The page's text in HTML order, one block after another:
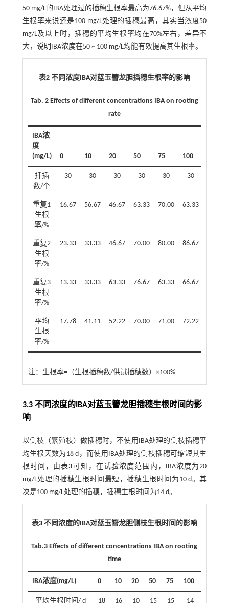
50 mg/L的IBA处理过的插穗生根率最高为76.67%，但从平均
生根率来说还是100 mg/L处理的插穗最高，其实当浓度50
mg/L及以上时，插穗的平均生根率均在70%左右，差异不
大，说明IBA浓度在50 ~ 100 mg/L均能有效提高其生根率。
表2 不同浓度IBA对蓝玉簪龙胆插穗生根率的影响
Tab. 2 Effects of different concentrations IBA on rooting
rate
IBA浓
度
(mg/L)
0 10 20 50 75 100
扦插
数/个
30 30 30 30 30 30
重复1
生根
率/%
16.67 56.67 46.67 63.33 70.00 63.33
重复2
生根
率/%
23.33 33.33 46.67 70.00 80.00 86.67
重复3
生根
率/%
13.33 33.33 63.33 76.67 63.33 66.67
平均
生根
率/%
17.78 41.11 52.22 70.00 71.00 72.22
注： 生根率=（生根插穗数/供试插穗数）×100%
3.3 不同浓度的IBA对蓝玉簪龙胆插穗生根时间的影
响
以侧枝（繁殖枝）做插穗时，不使用IBA处理的侧枝插穗平
均生根天数为18 d，而使用IBA处理的侧枝插穗可缩短其生
根时间，由表3 可知，在试验浓度范围内，IBA浓度为20
mg/L处理的插穗生根时间最短，插穗生根时间为10 d。其
次是100 mg/L处理的插穗，插穗生根时间为14 d。
表3 不同浓度的IBA对蓝玉簪龙胆侧枝生根时间的影响
Tab.3 Effects of different concentrations IBA on rooting
time
IBA浓度(mg/L) 0 10 20 50 75 100
平均生根时间/ d 18 16 10 15 15 14